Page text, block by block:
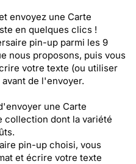
envoyez une Carte
en quelques clics !
pin-up parmi les 9
nous proposons, puis vous
votre texte (ou utiliser
de l'envoyer.
une Carte
collection dont la variété
pin-up choisi, vous
et écrire votre texte